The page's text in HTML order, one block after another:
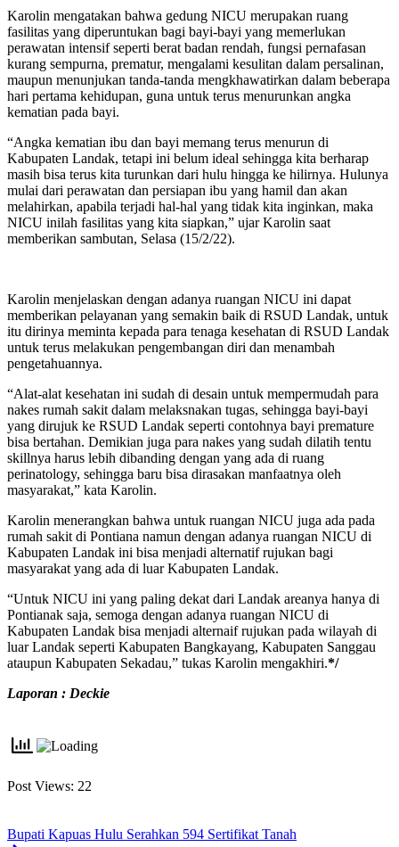
Karolin mengatakan bahwa gedung NICU merupakan ruang
fasilitas yang diperuntukan bagi bayi-bayi yang memerlukan
perawatan intensif seperti berat badan rendah, fungsi pernafasan
kurang sempurna, prematur, mengalami kesulitan dalam persalinan,
maupun menunjukan tanda-tanda mengkhawatirkan dalam beberapa
hari pertama kehidupan, guna untuk terus menurunkan angka
kematian pada bayi.
“Angka kematian ibu dan bayi memang terus menurun di
Kabupaten Landak, tetapi ini belum ideal sehingga kita berharap
masih bisa terus kita turunkan dari hulu hingga ke hilirnya. Hulunya
mulai dari perawatan dan persiapan ibu yang hamil dan akan
melahirkan, apabila terjadi hal-hal yang tidak kita inginkan, maka
NICU inilah fasilitas yang kita siapkan,” ujar Karolin saat
memberikan sambutan, Selasa (15/2/22).
Karolin menjelaskan dengan adanya ruangan NICU ini dapat
memberikan pelayanan yang semakin baik di RSUD Landak, untuk
itu dirinya meminta kepada para tenaga kesehatan di RSUD Landak
untuk terus melakukan pengembangan diri dan menambah
pengetahuannya.
“Alat-alat kesehatan ini sudah di desain untuk mempermudah para
nakes rumah sakit dalam melaksnakan tugas, sehingga bayi-bayi
yang dirujuk ke RSUD Landak seperti contohnya bayi premature
bisa bertahan. Demikian juga para nakes yang sudah dilatih tentu
skillnya harus lebih dibanding dengan yang ada di ruang
perinatology, sehingga baru bisa dirasakan manfaatnya oleh
masyarakat,” kata Karolin.
Karolin menerangkan bahwa untuk ruangan NICU juga ada pada
rumah sakit di Pontiana namun dengan adanya ruangan NICU di
Kabupaten Landak ini bisa menjadi alternatif rujukan bagi
masyarakat yang ada di luar Kabupaten Landak.
“Untuk NICU ini yang paling dekat dari Landak areanya hanya di
Pontianak saja, semoga dengan adanya ruangan NICU di
Kabupaten Landak bisa menjadi alternaif rujukan pada wilayah di
luar Landak seperti Kabupaten Bangkayang, Kabupaten Sanggau
ataupun Kabupaten Sekadau,” tukas Karolin mengakhiri.*/
Laporan : Deckie
Post Views: 22
Bupati Kapuas Hulu Serahkan 594 Sertifikat Tanah